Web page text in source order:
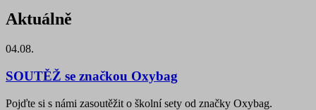
Aktuálně
04.08.
SOUTĚŽ se značkou Oxybag
Pojďte si s námi zasoutěžit o školní sety od značky Oxybag.